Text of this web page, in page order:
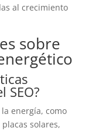
al crecimiento
sobre
SEO?
energía, como
solares,